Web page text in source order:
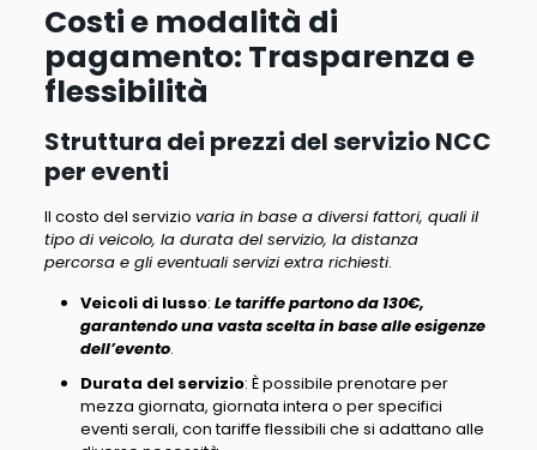
Costi e modalità di
pagamento: Trasparenza e
flessibilità
Struttura dei prezzi del servizio NCC
per eventi
Il costo del servizio varia in base a diversi fattori, quali il
tipo di veicolo, la durata del servizio, la distanza
percorsa e gli eventuali servizi extra richiesti.
Veicoli di lusso: Le tariffe partono da 130€,
garantendo una vasta scelta in base alle esigenze
dell’evento.
Durata del servizio: È possibile prenotare per
mezza giornata, giornata intera o per specifici
eventi serali, con tariffe flessibili che si adattano alle